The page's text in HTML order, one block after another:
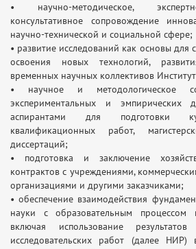
• научно-методическое,
консультативное сопровождение
научно-технической и социальной сфере;
• развитие исследований как основы для
освоения новых технологий,
временных научных коллективов
• научное и методологическое
экспериментальных и эмпирических
аспирантами для подготовки
квалификационных работ,
диссертаций;
• подготовка и заключение
контрактов с учреждениями,
организациями и другими заказчиками;
• обеспечение взаимодействия
науки с образовательным процессом
включая использование
исследовательских работ (далее НИР)